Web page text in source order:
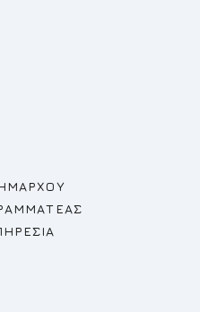
ΔΗΜΑΡΧΟΥ
ΓΡΑΜΜΑΤΕΑΣ